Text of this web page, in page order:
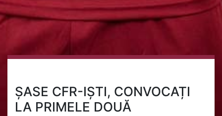
ȘASE CFR-IȘTI, CONVOCAȚI
LA PRIMELE DOUĂ